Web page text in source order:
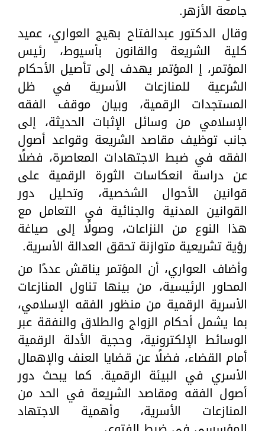
جامعة الأزهر.
وقال الدكتور عبدالفتاح بهيج العواري، عميد
كلية الشريعة والقانون بأسيوط، رئيس
المؤتمر، إ المؤتمر يهدف إلى تأصيل الأحكام
الشرعية للمنازعات الأسرية في ظل
المستجدات الرقمية، وبيان موقف الفقه
الإسلامي من وسائل الإثبات الحديثة، إلى
جانب توظيف مقاصد الشريعة وقواعد أصول
الفقه في ضبط الاجتهادات المعاصرة، فضلًا
عن دراسة انعكاسات الثورة الرقمية على
قوانين الأحوال الشخصية، وتحليل دور
القوانين المدنية والجنائية في التعامل مع
هذا النوع من النزاعات، وصولًا إلى صياغة
رؤية تشريعية متوازنة تحقق العدالة الأسرية.
وأضاف العواري، أن المؤتمر يناقش عددًا من
المحاور الرئيسية، من بينها تناول المنازعات
الأسرية الرقمية من منظور الفقه الإسلامي،
بما يشمل أحكام الزواج والطلاق والنفقة عبر
الوسائط الإلكترونية، وحجية الأدلة الرقمية
أمام القضاء، فضلًا عن قضايا العنف والإهمال
الأسري في البيئة الرقمية. كما يبحث دور
أصول الفقه ومقاصد الشريعة في الحد من
المنازعات الأسرية، وأهمية الاجتهاد